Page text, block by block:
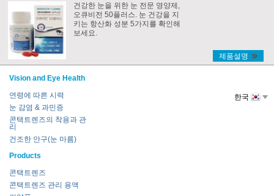
건강한 눈을 위한 눈 전문 영양제,
오큐비전 50플러스. 눈 건강을 지
키는 항산화 성분 5가지를 확인해
보세요.
제품설명
Vision and Eye Health
연령에 따른 시력
눈 감염 & 과민증
콘택트렌즈의 착용과 관
리
건조한 안구(눈 마름)
Products
콘택트렌즈
콘택트렌즈 관리 용액
한국